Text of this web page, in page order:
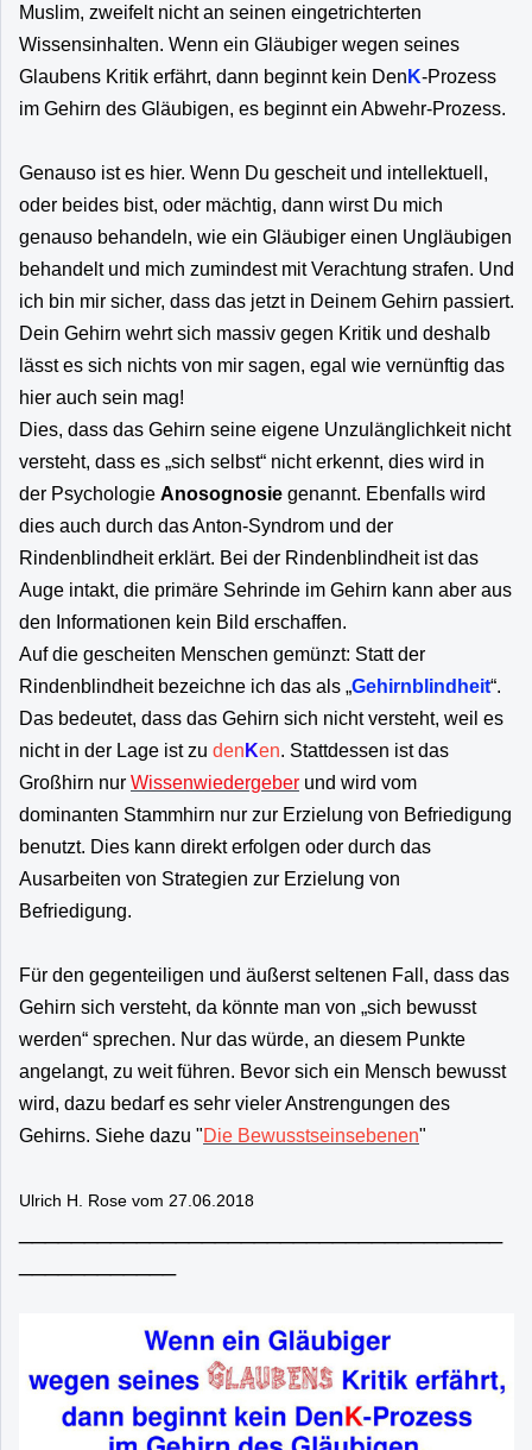
Muslim, zweifelt nicht an seinen eingetrichterten
Wissensinhalten. Wenn ein Gläubiger wegen seines
Glaubens Kritik erfährt, dann beginnt kein Den K-Prozess
im Gehirn des Gläubigen, es beginnt ein Abwehr-Prozess.
Genauso ist es hier. Wenn Du gescheit und intellektuell,
oder beides bist, oder mächtig, dann wirst Du mich
genauso behandeln, wie ein Gläubiger einen Ungläubigen
behandelt und mich zumindest mit Verachtung strafen. Und
ich bin mir sicher, dass das jetzt in Deinem Gehirn passiert.
Dein Gehirn wehrt sich massiv gegen Kritik und deshalb
lässt es sich nichts von mir sagen, egal wie vernünftig das
hier auch sein mag!
Dies, dass das Gehirn seine eigene Unzulänglichkeit nicht
versteht, dass es „sich selbst“ nicht erkennt, dies wird in
der Psychologie Anosognosie genannt. Ebenfalls wird
dies auch durch das Anton-Syndrom und der
Rindenblindheit erklärt. Bei der Rindenblindheit ist das
Auge intakt, die primäre Sehrinde im Gehirn kann aber aus
den Informationen kein Bild erschaffen.
Auf die gescheiten Menschen gemünzt: Statt der
Rindenblindheit bezeichne ich das als „Gehirnblindheit“.
Das bedeutet, dass das Gehirn sich nicht versteht, weil es
nicht in der Lage ist zu den Ken. Stattdessen ist das
Großhirn nur Wissenwiedergeber und wird vom
dominanten Stammhirn nur zur Erzielung von Befriedigung
benutzt. Dies kann direkt erfolgen oder durch das
Ausarbeiten von Strategien zur Erzielung von
Befriedigung.
Für den gegenteiligen und äußerst seltenen Fall, dass das
Gehirn sich versteht, da könnte man von „sich bewusst
werden“ sprechen. Nur das würde, an diesem Punkte
angelangt, zu weit führen. Bevor sich ein Mensch bewusst
wird, dazu bedarf es sehr vieler Anstrengungen des
Gehirns. Siehe dazu "Die Bewusstseinsebenen"
Ulrich H. Rose vom 27.06.2018